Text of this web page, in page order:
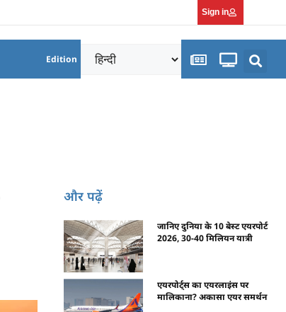
Sign in
Edition
और पढ़ें
जानिए दुनिया के 10 बेस्ट एयरपोर्ट
2026, 30-40 मिलियन यात्री
एयरपोर्ट्स का एयरलाइंस पर
मालिकाना? अकासा एयर समर्थन